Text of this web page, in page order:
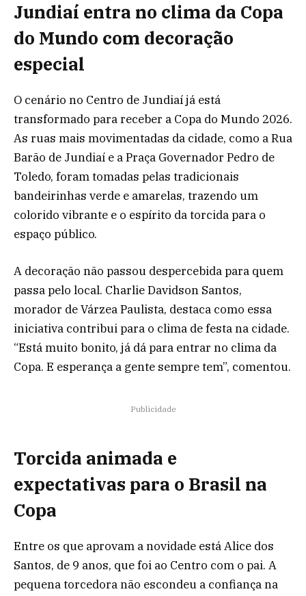
Jundiaí entra no clima da Copa
do Mundo com decoração
especial
O cenário no Centro de Jundiaí já está
transformado para receber a Copa do Mundo 2026.
As ruas mais movimentadas da cidade, como a Rua
Barão de Jundiaí e a Praça Governador Pedro de
Toledo, foram tomadas pelas tradicionais
bandeirinhas verde e amarelas, trazendo um
colorido vibrante e o espírito da torcida para o
espaço público.
A decoração não passou despercebida para quem
passa pelo local. Charlie Davidson Santos,
morador de Várzea Paulista, destaca como essa
iniciativa contribui para o clima de festa na cidade.
“Está muito bonito, já dá para entrar no clima da
Copa. E esperança a gente sempre tem”, comentou.
Publicidade
Torcida animada e
expectativas para o Brasil na
Copa
Entre os que aprovam a novidade está Alice dos
Santos, de 9 anos, que foi ao Centro com o pai. A
pequena torcedora não escondeu a confiança na